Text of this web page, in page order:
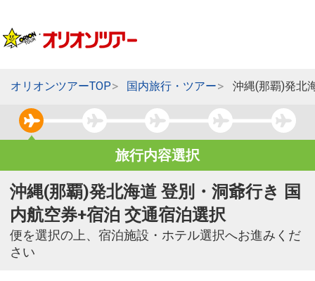
オリオンツアーTOP 国内旅行・ツアー 沖縄(那覇)発北
旅行内容選択
沖縄(那覇)発北海道 登別・洞爺行き 国
内航空券+宿泊 交通宿泊選択
便を選択の上、宿泊施設・ホテル選択へお進みくだ
さい